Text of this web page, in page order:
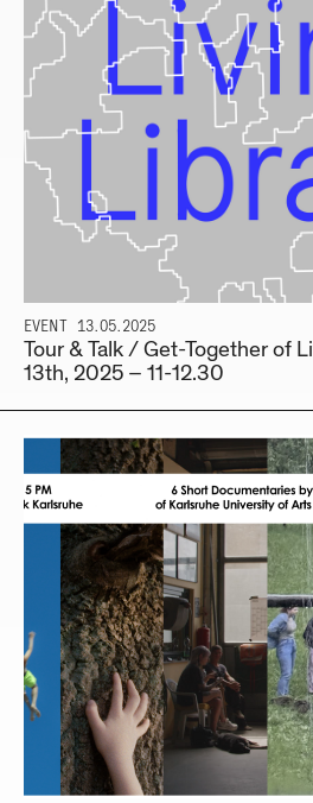
EVENT 13.05.2025
Tour & Talk / Get-Together of
13th, 2025 – 11-12.30